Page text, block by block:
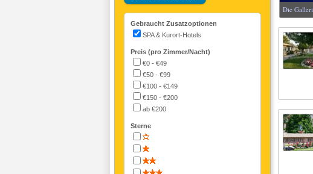
Gebraucht Zusatzoptionen
SPA & Kurort-Hotels
Preis (pro Zimmer/Nacht)
€0 - €49
€50 - €99
€100 - €149
€150 - €200
ab €200
Sterne
Die